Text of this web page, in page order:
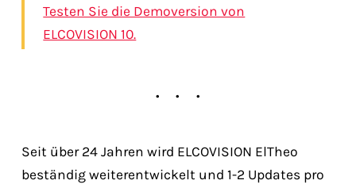
Testen Sie die Demoversion von
ELCOVISION 10.
Seit über 24 Jahren wird ELCOVISION ElTheo
beständig weiterentwickelt und 1-2 Updates pro